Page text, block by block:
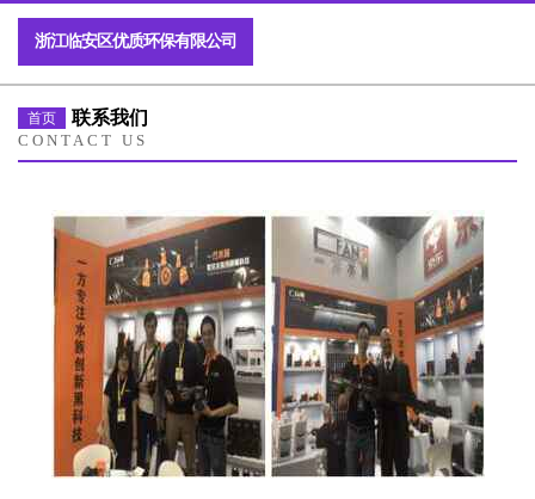
浙江临安区优质环保有限公司
首页 联系我们
CONTACT US